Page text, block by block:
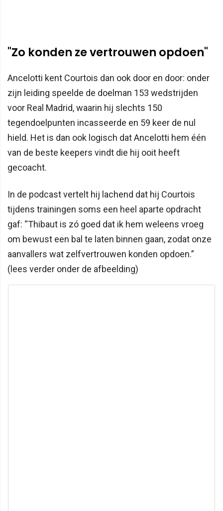
"Zo konden ze vertrouwen opdoen"
Ancelotti kent Courtois dan ook door en door: onder
zijn leiding speelde de doelman 153 wedstrijden
voor Real Madrid, waarin hij slechts 150
tegendoelpunten incasseerde en 59 keer de nul
hield. Het is dan ook logisch dat Ancelotti hem één
van de beste keepers vindt die hij ooit heeft
gecoacht.
In de podcast vertelt hij lachend dat hij Courtois
tijdens trainingen soms een heel aparte opdracht
gaf: “Thibaut is zó goed dat ik hem weleens vroeg
om bewust een bal te laten binnen gaan, zodat onze
aanvallers wat zelfvertrouwen konden opdoen.”
(lees verder onder de afbeelding)